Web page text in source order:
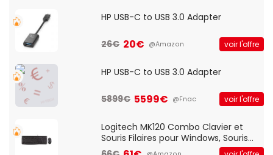
HP USB-C to USB 3.0 Adapter
26€ 20€ @Amazon voir l'offre
HP USB-C to USB 3.0 Adapter
5899€ 5599€ @Fnac voir l'offre
Logitech MK120 Combo Clavier et
Souris Filaires pour Windows, Souris
Optique Filaire, Connexion USB Plug